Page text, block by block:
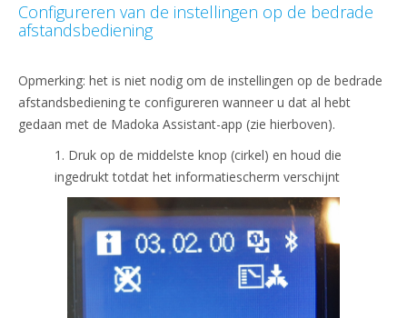
Configureren van de instellingen op de bedrade
afstandsbediening
Opmerking: het is niet nodig om de instellingen op de bedrade
afstandsbediening te configureren wanneer u dat al hebt
gedaan met de Madoka Assistant-app (zie hierboven).
1. Druk op de middelste knop (cirkel) en houd die
ingedrukt totdat het informatiescherm verschijnt